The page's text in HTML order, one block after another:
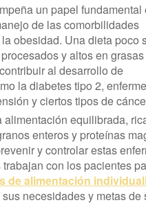
un papel fundamental
de las comorbilidades
obesidad. Una dieta poco
y altos en
al desarrollo de
la diabetes tipo 2,
y ciertos tipos de
alimentación equilibrada,
enteros y proteínas
y controlar estas
con los pacientes
de alimentación
necesidades y metas de